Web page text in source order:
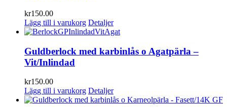
kr150.00
Lägg till i varukorg Detaljer
Guldberlock med karbinlås o Agatpärla –
Vit/Inlindad
kr150.00
Lägg till i varukorg Detaljer